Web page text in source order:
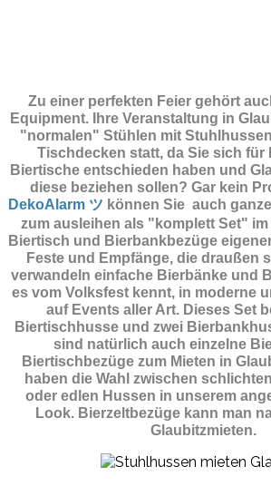
Zu einer perfekten Feier gehört
Equipment.
Ihre Veranstaltung in
"normalen" Stühlen mit
Tischdecken statt, da Sie sich für
Biertische entschieden haben und
diese beziehen sollen? Gar kein
DekoAlarm ツ können Sie auch
zum ausleihen als "komplett Set"
Biertisch und Bierbankbezüge
Feste und Empfänge, die draußen
verwandeln einfache Bierbänke und
es vom Volksfest kennt, in moderne
auf Events aller Art. Dieses Set
Biertischhusse und zwei
sind natürlich auch einzelne
Biertischbezüge zum Mieten in
haben die Wahl zwischen
oder edlen Hussen in unserem
Look. Bierzeltbezüge kann man
Glaubitzmieten.